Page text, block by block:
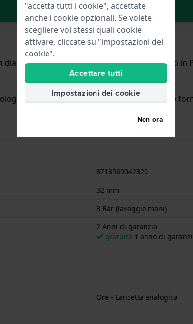
Aggiungi al carrello
di 32 mm ed è dotato di un cinturino in
è impermeabile agli spruzzi. L'orologio è
8718569042820
32 mm
3 Bar (lavaggio mani)
2 Anni di garanzia
gratuita 1 anno di
Ore - Lancetta analogica
"accetta tutti i cookie", accettate
anche i cookie opzionali. Se volete
scegliere voi stessi quali cookie
attivare, cliccate su "impostazioni dei
cookie".
Accettare tutti
Impostazioni dei cookie
Non ora